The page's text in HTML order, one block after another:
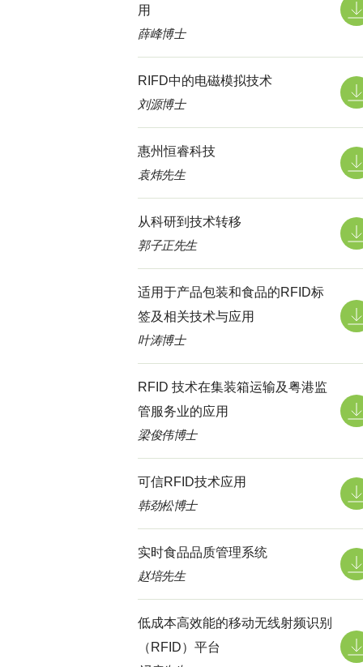
用
薛峰博士
RIFD中的电磁模拟技术
刘源博士
惠州恒睿科技
袁炜先生
从科研到技术转移
郭子正先生
适用于产品包装和食品的RFID标
签及相关技术与应用
叶涛博士
RFID 技术在集装箱运输及粤港监
管服务业的应用
梁俊伟博士
可信RFID技术应用
韩劲松博士
实时食品品质管理系统
赵培先生
低成本高效能的移动无线射频识别
（RFID）平台